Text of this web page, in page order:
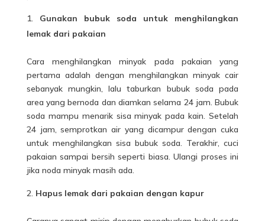
Gunakan bubuk soda untuk menghilangkan
lemak dari pakaian
Cara menghilangkan minyak pada pakaian yang
pertama adalah dengan menghilangkan minyak cair
sebanyak mungkin, lalu taburkan bubuk soda pada
area yang bernoda dan diamkan selama 24 jam. Bubuk
soda mampu menarik sisa minyak pada kain. Setelah
24 jam, semprotkan air yang dicampur dengan cuka
untuk menghilangkan sisa bubuk soda. Terakhir, cuci
pakaian sampai bersih seperti biasa. Ulangi proses ini
jika noda minyak masih ada.
Hapus lemak dari pakaian dengan kapur